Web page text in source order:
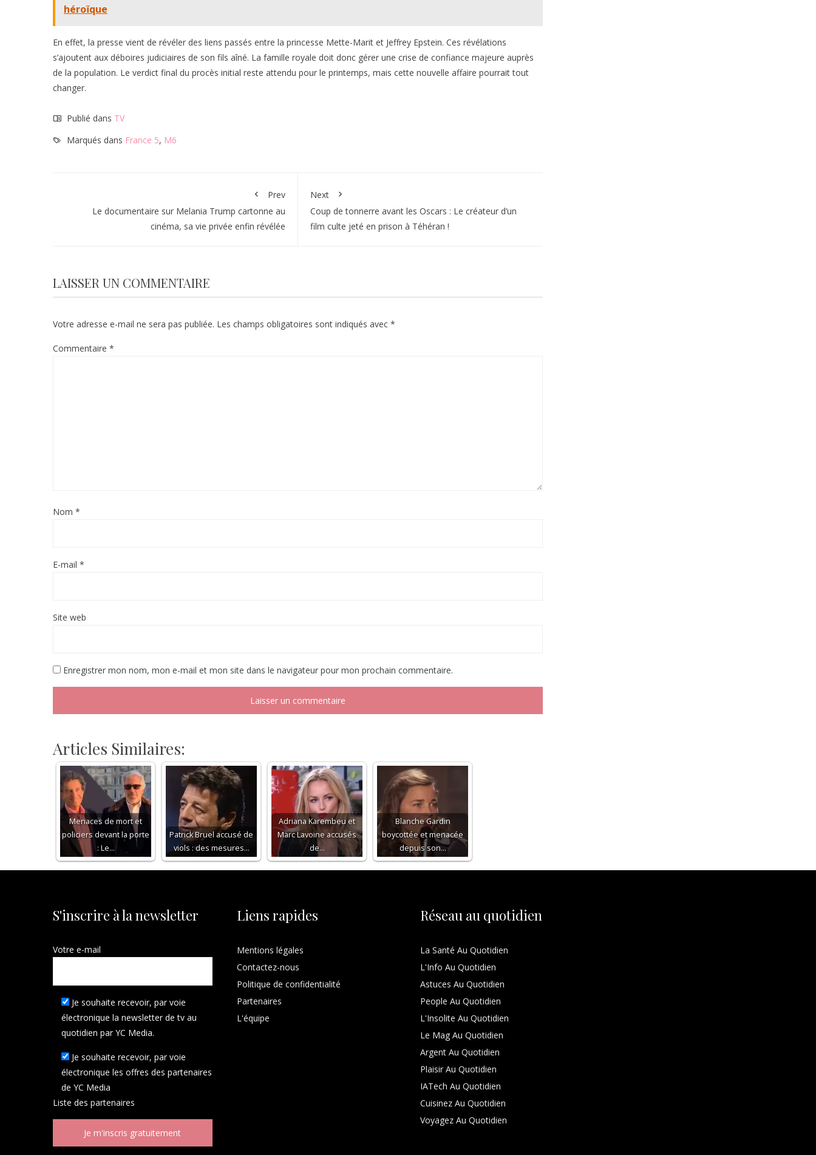
héroïque
En effet, la presse vient de révéler des liens passés entre la princesse Mette-Marit et Jeffrey Epstein. Ces révélations
s’ajoutent aux déboires judiciaires de son fils aîné. La famille royale doit donc gérer une crise de confiance majeure auprès
de la population. Le verdict final du procès initial reste attendu pour le printemps, mais cette nouvelle affaire pourrait tout
changer.
Publié dans TV
Marqués dans France 5, M6
Prev
Le documentaire sur Melania Trump cartonne au
cinéma, sa vie privée enfin révélée
Next
Coup de tonnerre avant les Oscars : Le créateur d’un
film culte jeté en prison à Téhéran !
LAISSER UN COMMENTAIRE
Votre adresse e-mail ne sera pas publiée. Les champs obligatoires sont indiqués avec *
Commentaire *
Nom *
E-mail *
Site web
Enregistrer mon nom, mon e-mail et mon site dans le navigateur pour mon prochain commentaire.
Articles Similaires:
Menaces de mort et
policiers devant la porte
: Le…
Patrick Bruel accusé de
viols : des mesures…
Adriana Karembeu et
Marc Lavoine accusés
de…
Blanche Gardin
boycottée et menacée
depuis son…
S'inscrire à la newsletter
Votre e-mail
Je souhaite recevoir, par voie
électronique la newsletter de tv au
quotidien par YC Media.
Je souhaite recevoir, par voie
électronique les offres des partenaires
de YC Media
Liste des partenaires
Liens rapides
Mentions légales
Contactez-nous
Politique de confidentialité
Partenaires
L'équipe
Réseau au quotidien
La Santé Au Quotidien
L'Info Au Quotidien
Astuces Au Quotidien
People Au Quotidien
L'Insolite Au Quotidien
Le Mag Au Quotidien
Argent Au Quotidien
Plaisir Au Quotidien
IATech Au Quotidien
Cuisinez Au Quotidien
Voyagez Au Quotidien